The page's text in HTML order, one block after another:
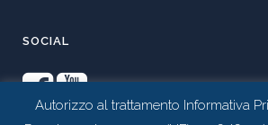
SOCIAL
Autorizzo al trattamento Informativa